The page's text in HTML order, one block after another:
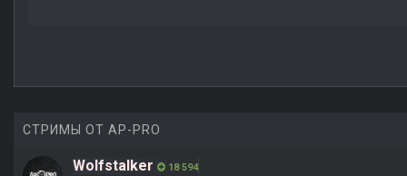
СТРИМЫ ОТ AP-PRO
Wolfstalker 18 594